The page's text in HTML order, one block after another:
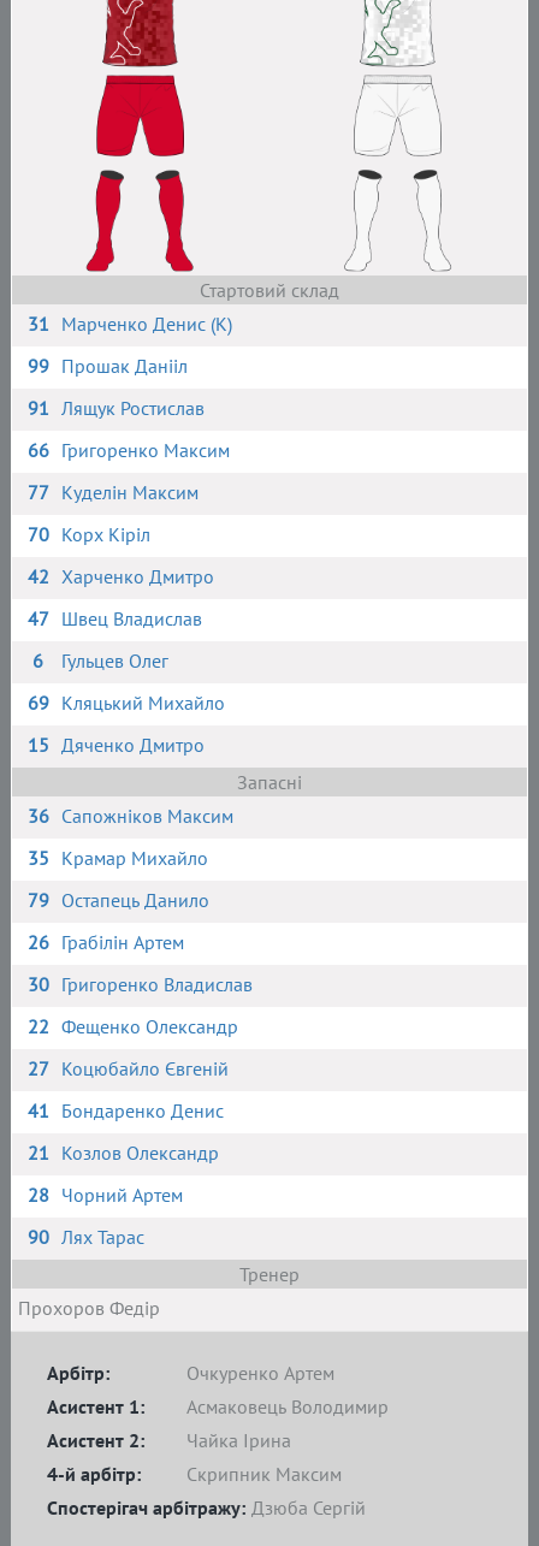
Стартовий склад
31 Марченко Денис (К)
99 Прошак Данііл
91 Лящук Ростислав
66 Григоренко Максим
77 Куделін Максим
70 Корх Кіріл
42 Харченко Дмитро
47 Швец Владислав
6
Гульцев Олег
69 Кляцький Михайло
15 Дяченко Дмитро
Запасні
36 Сапожніков Максим
35 Крамар Михайло
79 Остапець Данило
26 Грабілін Артем
30 Григоренко Владислав
22 Фещенко Олександр
27 Коцюбайло Євгеній
41 Бондаренко Денис
21 Козлов Олександр
28 Чорний Артем
90 Лях Тарас
Тренер
Прохоров Федір
Арбітр:
Очкуренко Артем
Асистент 1:
Асмаковець Володимир
Асистент 2:
Чайка Ірина
4-й арбітр:
Скрипник Максим
Спостерігач арбітражу: Дзюба Сергій